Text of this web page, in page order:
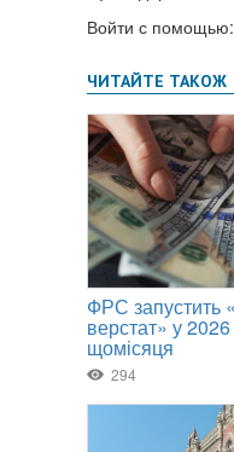
Войти с помощью: